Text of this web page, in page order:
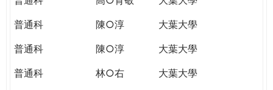
普通科
陳○淳
大葉大學
普通科
陳○淳
大葉大學
普通科
林○右
大葉大學